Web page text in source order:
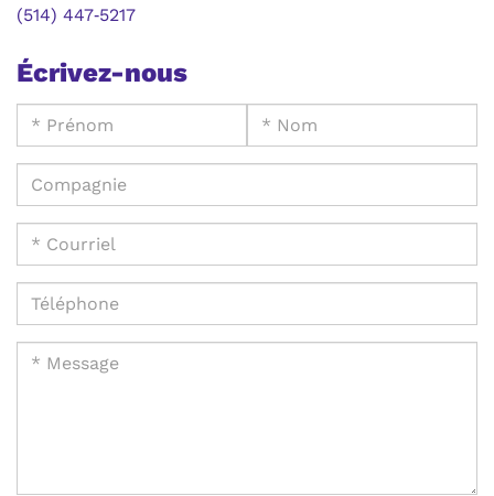
(514) 447‑5217
Écrivez-nous